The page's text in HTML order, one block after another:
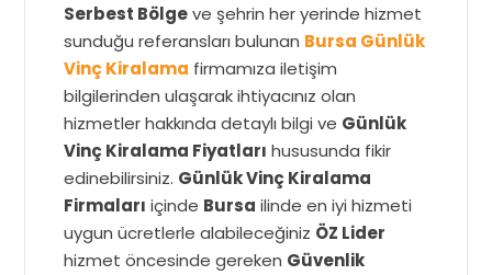
Serbest Bölgeve şehrin her yerinde hizmet
sunduğu referansları bulunan Bursa Günlük
Vinç Kiralama firmamıza iletişim
bilgilerinden ulaşarak ihtiyacınız olan
hizmetler hakkında detaylı bilgi ve Günlük
Vinç Kiralama Fiyatları hususunda fikir
edinebilirsiniz. Günlük Vinç Kiralama
Firmaları içinde Bursa ilinde en iyi hizmeti
uygun ücretlerle alabileceğiniz ÖZ Lider
hizmet öncesinde gereken Güvenlik